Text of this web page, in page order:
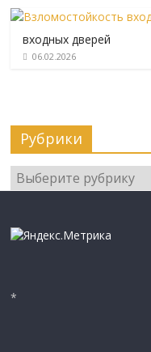
входных дверей
06.02.2026
Рубрики
Рубрики
*